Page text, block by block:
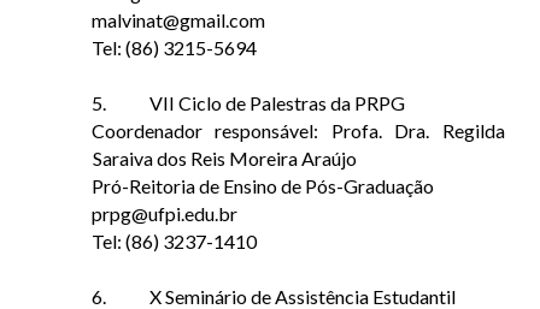
malvinat@gmail.com
Tel: (86) 3215-5694
5.
VII Ciclo de Palestras da PRPG
Coordenador responsável: Profa. Dra. Regilda
Saraiva dos Reis Moreira Araújo
Pró-Reitoria de Ensino de Pós-Graduação
prpg@ufpi.edu.br
Tel: (86) 3237-1410
6.
X Seminário de Assistência Estudantil